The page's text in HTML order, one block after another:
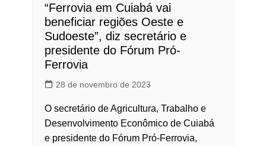
“Ferrovia em Cuiabá vai
beneficiar regiões Oeste e
Sudoeste”, diz secretário e
presidente do Fórum Pró-
Ferrovia
28 de novembro de 2023
O secretário de Agricultura, Trabalho e
Desenvolvimento Econômico de Cuiabá
e presidente do Fórum Pró-Ferrovia,